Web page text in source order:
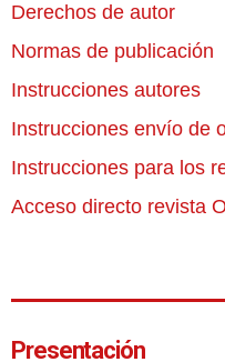
Derechos de autor
Normas de publicación
Instrucciones autores
Instrucciones envío de
Instrucciones para los
Acceso directo revista
Presentación